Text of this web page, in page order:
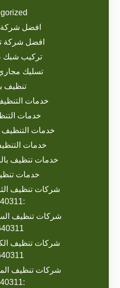
افضل
افضل شركة
تركيب شبك
تسليك
تنظيف
خدمات
خدمات
خدمات
خدمات
خدمات تنظيف
خدمات
شركات تنظيف
:0501640311
شركات تنظيف
شركات تنظيف
شركات تنظيف
:0501640311